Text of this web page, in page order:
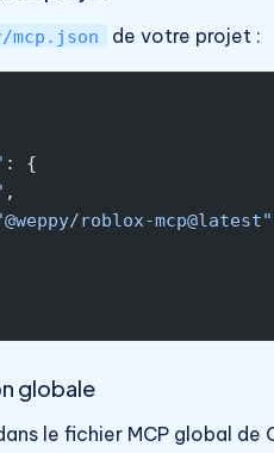
mcp.json de votre projet :
: {
,
roblox-mcp@latest"
globale
le fichier MCP global de